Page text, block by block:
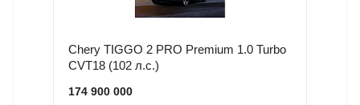
Chery TIGGO 2 PRO Premium 1.0 Turbo
CVT18 (102 л.с.)
174 900 000